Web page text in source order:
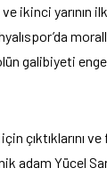
ikinci yarının
galibiyeti
çıktıklarını
Yücel